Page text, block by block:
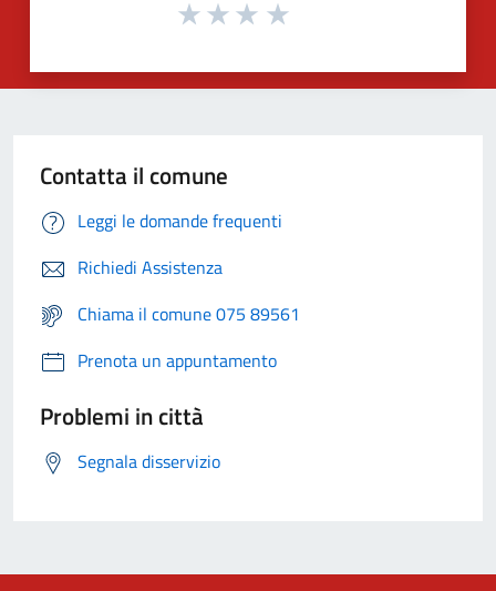
Contatta il comune
Leggi le domande frequenti
Richiedi Assistenza
Chiama il comune 075 89561
Prenota un appuntamento
Problemi in città
Segnala disservizio